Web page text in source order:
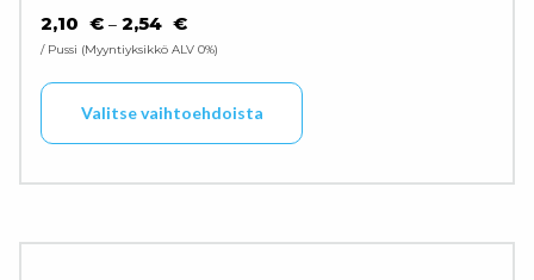
2,10 € – 2,54 €HINTALUOKKA: 2,10 € - 2,54 €
/ Pussi Myyntiyksikkö ALV 0%
Valitse vaihtoehdoista